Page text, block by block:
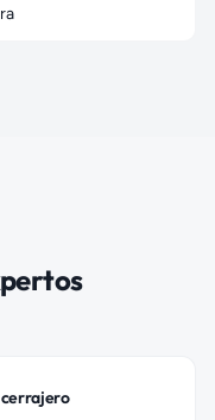
cerrajero